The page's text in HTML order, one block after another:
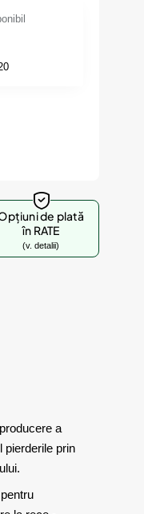
de plată
în RATE
(v. detalii)
a
pierderile prin